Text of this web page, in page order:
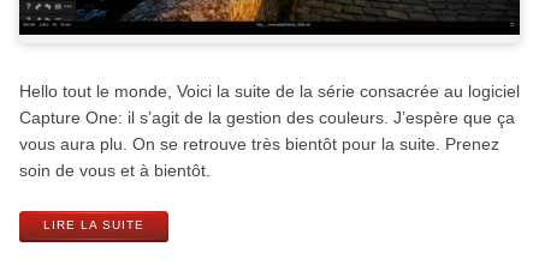
Hello tout le monde, Voici la suite de la série consacrée au logiciel
Capture One: il s’agit de la gestion des couleurs. J’espère que ça
vous aura plu. On se retrouve très bientôt pour la suite. Prenez
soin de vous et à bientôt.
LIRE LA SUITE